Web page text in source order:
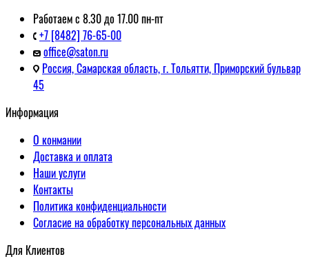
Работаем с 8.30 до 17.00 пн-пт
+7 [8482] 76-65-00
office@saton.ru
Россия, Самарская область, г. Тольятти, Приморский бульвар
45
Информация
О конмании
Доставка и оплата
Наши услуги
Контакты
Политика конфиденциальности
Согласие на обработку персональных данных
Для Клиентов